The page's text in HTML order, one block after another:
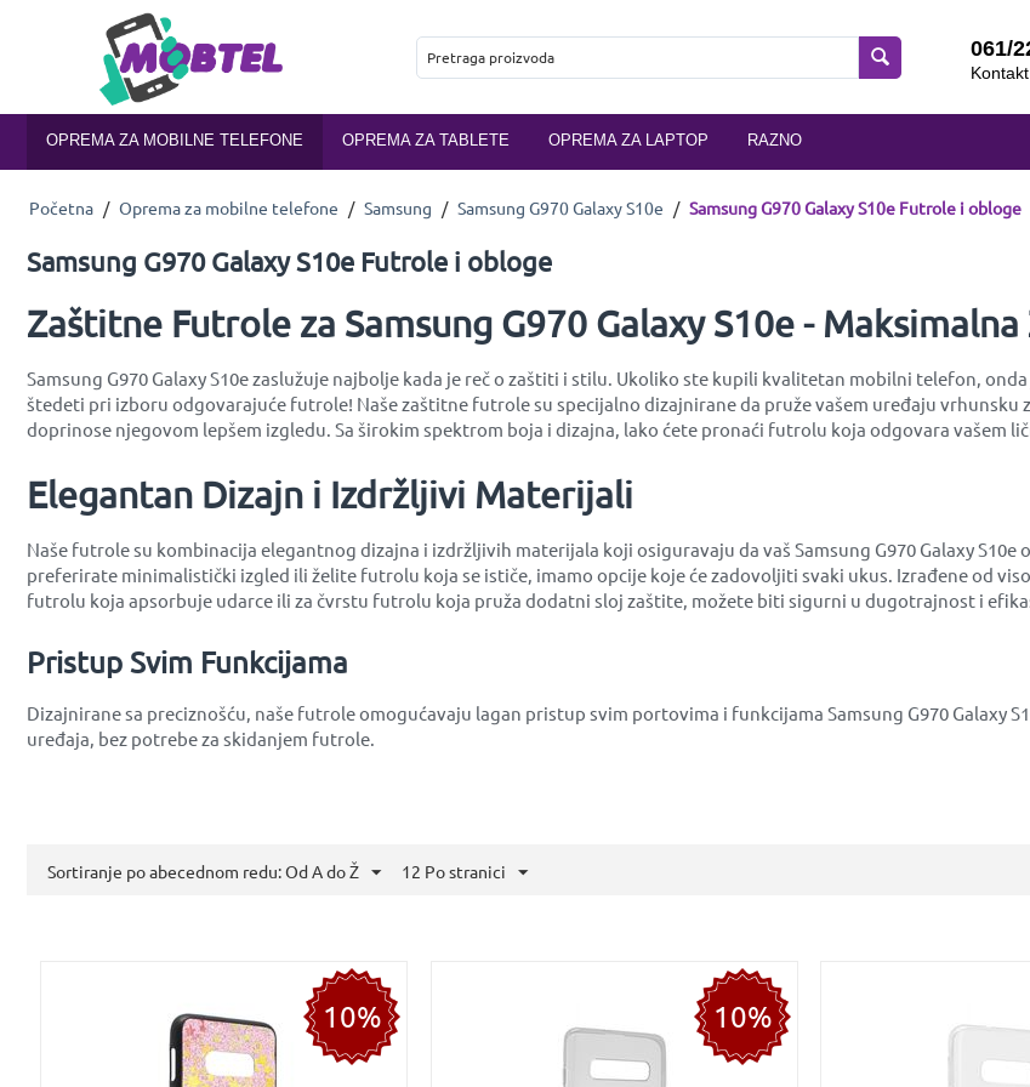
061/
Kontakt
OPREMA ZA MOBILNE TELEFONE OPREMA ZA TABLETE OPREMA ZA LAPTOP RAZNO
Početna / Oprema za mobilne telefone / Samsung / Samsung G970 Galaxy S10e / Samsung G970 Galaxy S10e Futrole i obloge
Samsung G970 Galaxy S10e Futrole i obloge
Zaštitne Futrole za Samsung G970 Galaxy S10e -
Samsung G970 Galaxy S10e zaslužuje najbolje kada je reč o zaštiti i stilu. Ukoliko ste kupili kvalitetan mobilni telefon,
štedeti pri izboru odgovarajuće futrole! Naše zaštitne futrole su specijalno dizajnirane da pruže vašem uređaju
doprinose njegovom lepšem izgledu. Sa širokim spektrom boja i dizajna, lako ćete pronaći futrolu koja odgovara vašem
Elegantan Dizajn i Izdržljivi Materijali
Naše futrole su kombinacija elegantnog dizajna i izdržljivih materijala koji osiguravaju da vaš Samsung G970 Galaxy
preferirate minimalistički izgled ili želite futrolu koja se ističe, imamo opcije koje će zadovoljiti svaki ukus. Izrađene od
futrolu koja apsorbuje udarce ili za čvrstu futrolu koja pruža dodatni sloj zaštite, možete biti sigurni u dugotrajnost i
Pristup Svim Funkcijama
Dizajnirane sa preciznošću, naše futrole omogućavaju lagan pristup svim portovima i funkcijama Samsung G970 Galaxy
uređaja, bez potrebe za skidanjem futrole.
Sortiranje po abecednom redu: Od A do Ž 12 Po stranici
10% 10%